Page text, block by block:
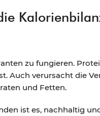
zu fungieren.
Auch verursacht die
und Fetten.
ist es, nachhaltig